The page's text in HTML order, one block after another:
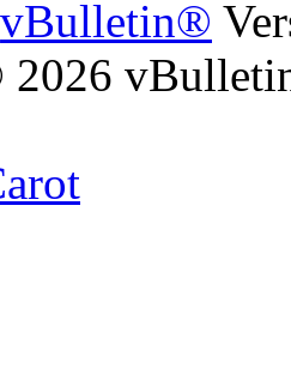
vBulletin®